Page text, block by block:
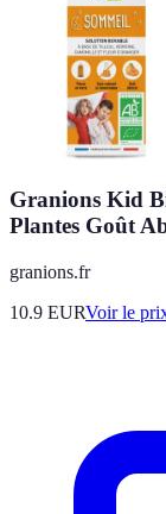
Granions Kid
Plantes Goût
granions.fr
10.9 EURVoir le